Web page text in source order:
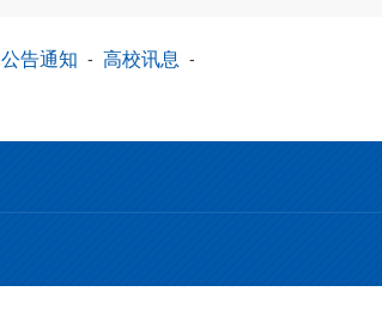
公告通知 - 高校讯息 -